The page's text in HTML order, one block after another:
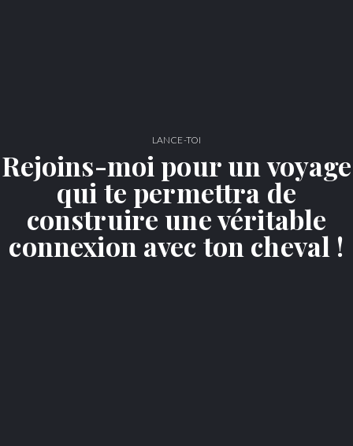
LANCE-TOI
Rejoins-moi pour un voyage
qui te permettra de
construire une véritable
connexion avec ton cheval !